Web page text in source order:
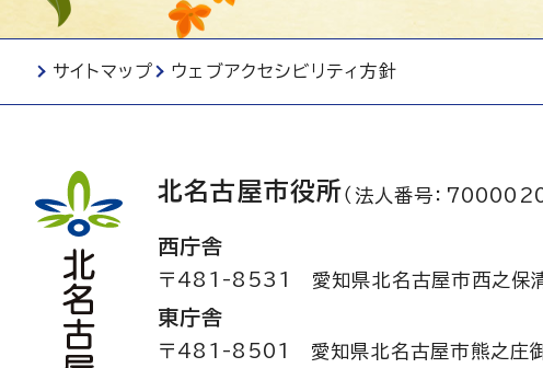
サイトマップ ウェブアクセシビリティ方針
北名古屋市役所（法人番号：
西庁舎
〒481-8531 愛知県北名古屋市西之保
東庁舎
〒481-8501 愛知県北名古屋市熊之庄